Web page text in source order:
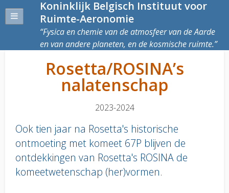
Koninklijk Belgisch Instituut voor
Ruimte-Aeronomie
Fysica en chemie van de atmosfeer van de Aarde
en van andere planeten, en de kosmische ruimte.
Rosetta/ROSINA’s
nalatenschap
2023-2024
Ook tien jaar na Rosetta's historische
ontmoeting met komeet 67P blijven de
ontdekkingen van Rosetta's ROSINA de
komeetwetenschap (her)vormen.